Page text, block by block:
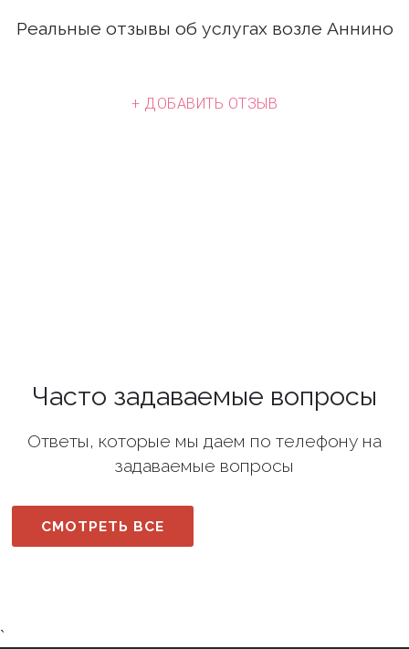
Реальные отзывы об услугах возле Аннино
+ ДОБАВИТЬ ОТЗЫВ
Часто задаваемые вопросы
Ответы, которые мы даем по телефону на
задаваемые вопросы
СМОТРЕТЬ ВСЕ
`